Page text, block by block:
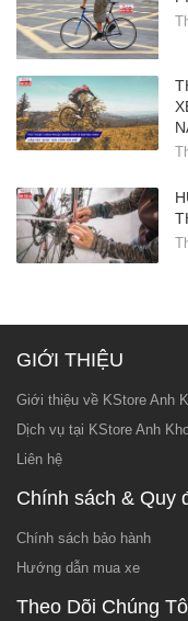
GIỚI THIỆU
Giới thiệu về KStore Anh
Dịch vụ tại KStore Anh
Liên hệ
Chính sách & Quy
Chính sách bảo hành
Hướng dẫn mua xe
Theo Dõi Chúng